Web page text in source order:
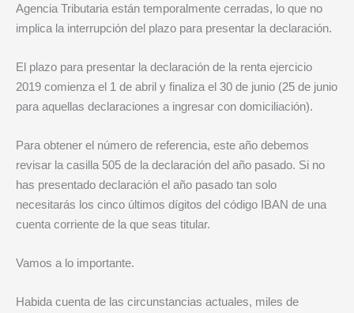
Agencia Tributaria están temporalmente cerradas, lo que no
implica la interrupción del plazo para presentar la declaración.
El plazo para presentar la declaración de la renta ejercicio
2019 comienza el 1 de abril y finaliza el 30 de junio (25 de junio
para aquellas declaraciones a ingresar con domiciliación).
Para obtener el número de referencia, este año debemos
revisar la casilla 505 de la declaración del año pasado. Si no
has presentado declaración el año pasado tan solo
necesitarás los cinco últimos dígitos del código IBAN de una
cuenta corriente de la que seas titular.
Vamos a lo importante.
Habida cuenta de las circunstancias actuales, miles de